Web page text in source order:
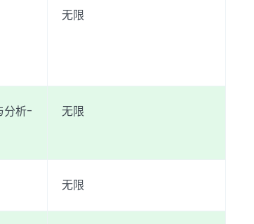
无限
分析-
无限
无限